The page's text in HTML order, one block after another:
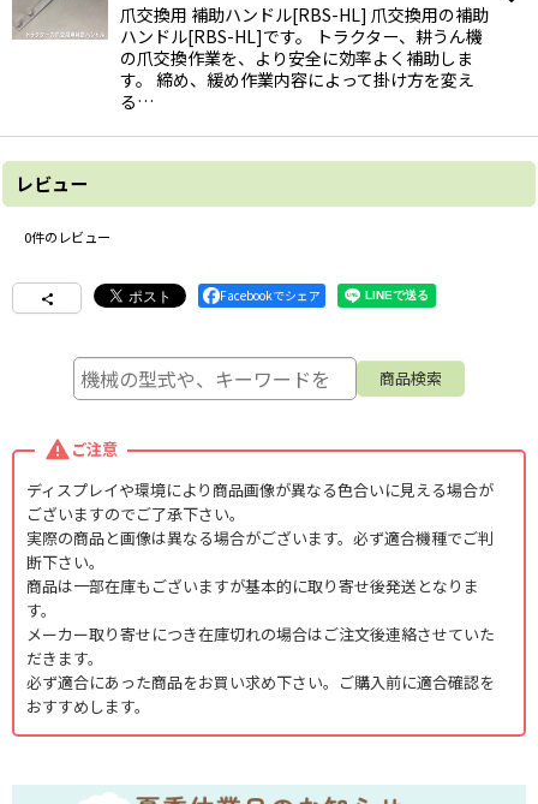
爪交換用 補助ハンドル[RBS-HL] 爪交換用の補助
ハンドル[RBS-HL]です。 トラクター、耕うん機
の爪交換作業を、より安全に効率よく補助しま
す。 締め、緩め作業内容によって掛け方を変え
る…
レビュー
0件のレビュー
Facebookでシェア
ご注意
ディスプレイや環境により商品画像が異なる色合いに見える場合が
ございますのでご了承下さい。
実際の商品と画像は異なる場合がございます。必ず適合機種でご判
断下さい。
商品は一部在庫もございますが基本的に取り寄せ後発送となりま
す。
メーカー取り寄せにつき在庫切れの場合はご注文後連絡させていた
だきます。
必ず適合にあった商品をお買い求め下さい。ご購入前に適合確認を
おすすめします。